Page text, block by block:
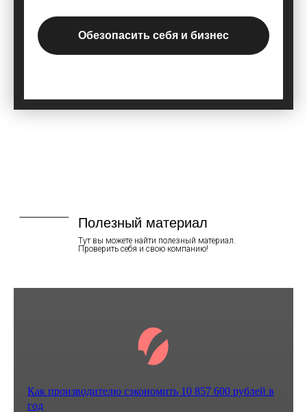
Обезопасить себя и бизнес
Полезный материал
Тут вы можете найти полезный материал.
Проверить себя и свою компанию!
Как производителю сэкономить 10 857 600 рублей в
год